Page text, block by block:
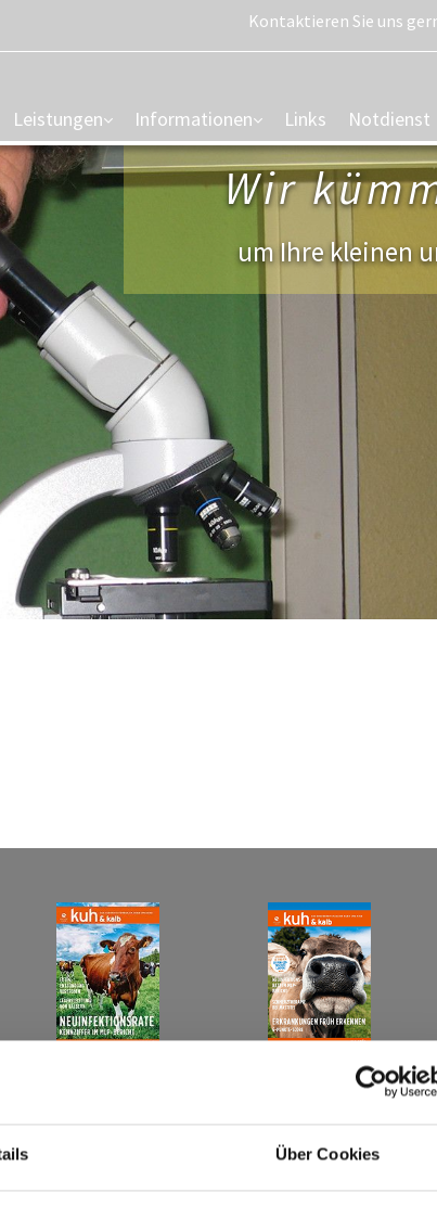
Über Cookies
Kontaktieren Sie uns
Leistungen Informationen Links Notdienst
Wir
um Ihre kleinen